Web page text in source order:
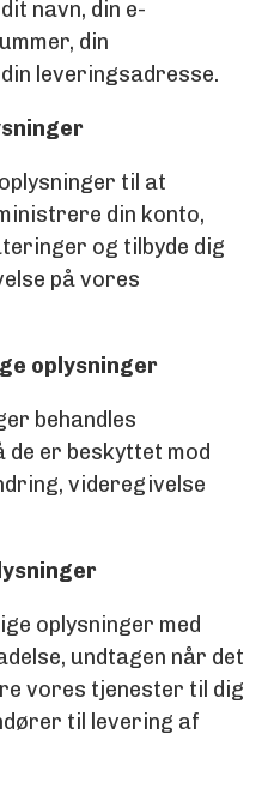
navn, din e-
din
leveringsadresse.
til at
din konto,
og tilbyde dig
på vores
oplysninger
behandles
er beskyttet mod
videregivelse
oplysninger med
undtagen når det
vores tjenester til dig
til levering af